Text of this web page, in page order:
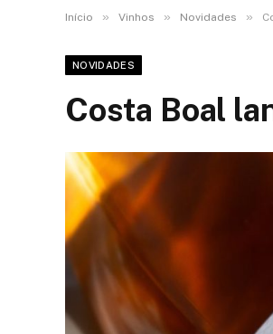
Início » Vinhos » Novidades »
NOVIDADES
Costa Boal